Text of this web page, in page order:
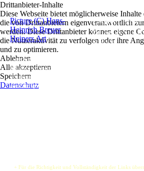
Picture (C) Hans-
Heinrich Breuer
Heiners Art
LARRY
& Rock
... rockig phrasierte Eigenkompositionen, irische Jigs und
Balladen versprechen eine Stimmung zu schaffen, die
den heraufziehenden Nebel in den Bergen, die Stille, den
auch die sprichwörtliche irische Heiterkeit verspüren lässt.
+ Für die Richtigkeit und Vollständigkeit der Links
Drittanbieter-Inhalte
Diese Webseite bietet möglicherweise
die von Drittanbietern eigenverantwortlich
werden. Diese Drittanbieter können eigene
die Nutzeraktivität zu verfolgen oder ihre
und zu optimieren.
Ablehnen
Alle akzeptieren
Speichern
Datenschutz